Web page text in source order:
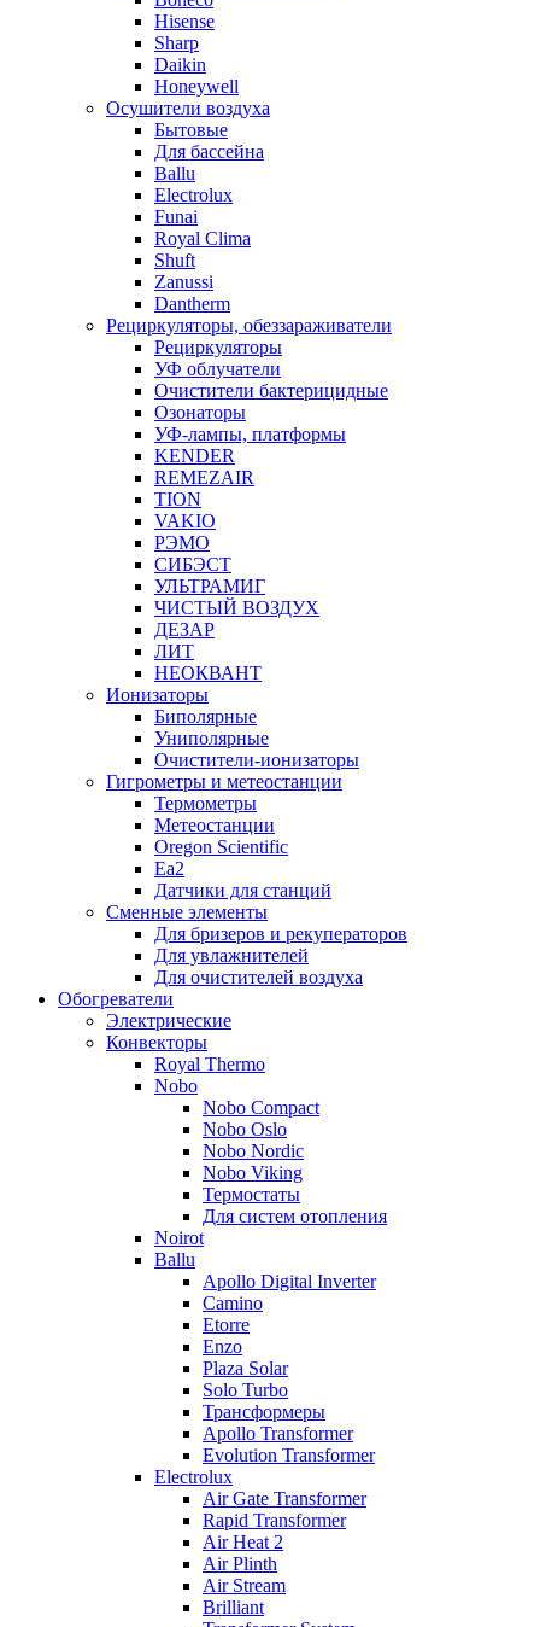
Hisense
Sharp
Daikin
Honeywell
Осушители воздуха
Бытовые
Для бассейна
Ballu
Electrolux
Funai
Royal Clima
Shuft
Zanussi
Dantherm
Рециркуляторы, обеззараживатели
Рециркуляторы
УФ облучатели
Очистители бактерицидные
Озонаторы
УФ-лампы, платформы
KENDER
REMEZAIR
TION
VAKIO
РЭМО
СИБЭСТ
УЛЬТРАМИГ
ЧИСТЫЙ ВОЗДУХ
ДЕЗАР
ЛИТ
НЕОКВАНТ
Ионизаторы
Биполярные
Униполярные
Очистители-ионизаторы
Гигрометры и метеостанции
Термометры
Метеостанции
Oregon Scientific
Ea2
Датчики для станций
Сменные элементы
Для бризеров и рекуператоров
Для увлажнителей
Для очистителей воздуха
Обогреватели
Электрические
Конвекторы
Royal Thermo
Nobo
Nobo Compact
Nobo Oslo
Nobo Nordic
Nobo Viking
Термостаты
Для систем отопления
Noirot
Ballu
Apollo Digital Inverter
Camino
Etorre
Enzo
Plaza Solar
Solo Turbo
Трансформеры
Apollo Transformer
Evolution Transformer
Electrolux
Air Gate Transformer
Rapid Transformer
Air Heat 2
Air Plinth
Air Stream
Brilliant